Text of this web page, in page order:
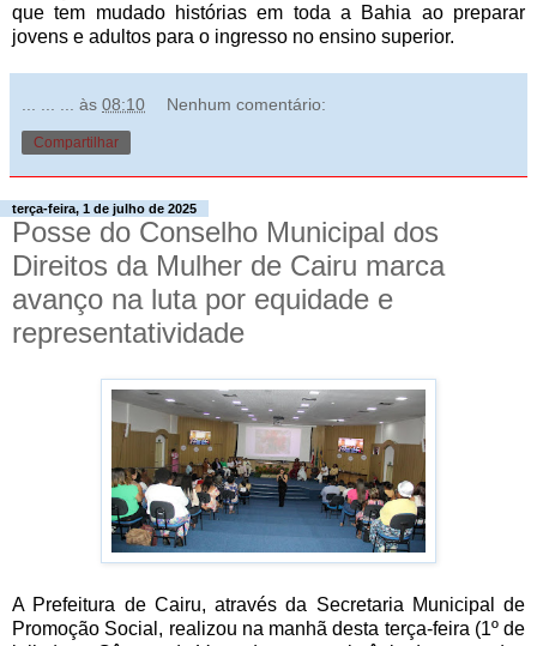
que tem mudado histórias em toda a Bahia ao preparar
jovens e adultos para o ingresso no ensino superior.
às 08:10 Nenhum comentário:
Compartilhar
terça-feira, 1 de julho de 2025
Posse do Conselho Municipal dos
Direitos da Mulher de Cairu marca
avanço na luta por equidade e
representatividade
A Prefeitura de Cairu, através da Secretaria Municipal de
Promoção Social, realizou na manhã desta terça-feira (1º de